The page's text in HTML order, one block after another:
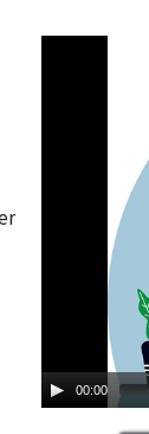
00:00